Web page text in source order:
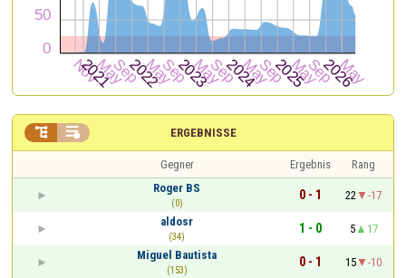
ERGEBNISSE
 
Gegner Ergebnis
Rang
Roger BS
(0)
0 - 1 22
-17
aldosr
(34)
1 - 0 5
17
Miguel Bautista
(153)
0 - 1 15
-10